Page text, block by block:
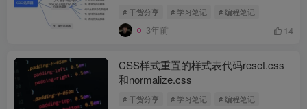
# 干货分享 # 学习笔记 # 编程笔记
3年前 14
CSS样式重置的样式表代码reset.css
和normalize.css
# 干货分享 # 学习笔记 # 编程笔记